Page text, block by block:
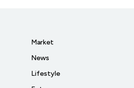
Market
News
Lifestyle